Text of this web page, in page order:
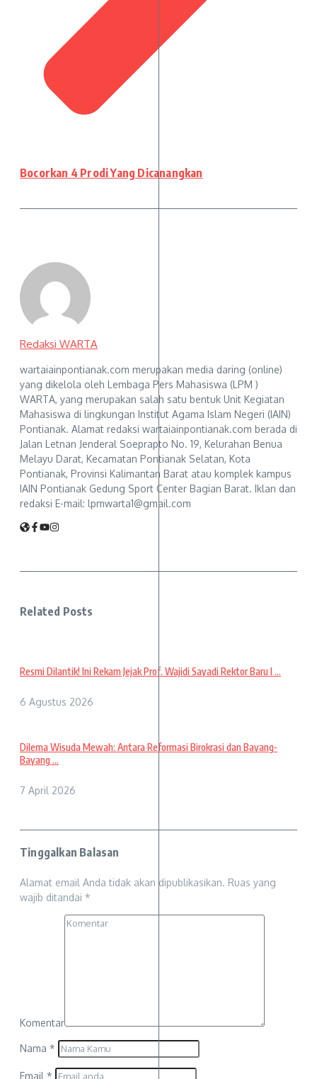
Bocorkan 4 Prodi Yang Dicanangkan
Redaksi WARTA
wartaiainpontianak.com merupakan media daring (online)
yang dikelola oleh Lembaga Pers Mahasiswa (LPM )
WARTA, yang merupakan salah satu bentuk Unit Kegiatan
Mahasiswa di lingkungan Institut Agama Islam Negeri (IAIN)
Pontianak. Alamat redaksi wartaiainpontianak.com berada di
Jalan Letnan Jenderal Soeprapto No. 19, Kelurahan Benua
Melayu Darat, Kecamatan Pontianak Selatan, Kota
Pontianak, Provinsi Kalimantan Barat atau komplek kampus
IAIN Pontianak Gedung Sport Center Bagian Barat. Iklan dan
redaksi E-mail: lpmwarta1@gmail.com
Related Posts
Resmi Dilantik! Ini Rekam Jejak Prof. Wajidi Sayadi Rektor Baru I ...
6 Agustus 2026
Dilema Wisuda Mewah: Antara Reformasi Birokrasi dan Bayang-
Bayang ...
7 April 2026
Tinggalkan Balasan
Alamat email Anda tidak akan dipublikasikan. Ruas yang
wajib ditandai *
Komentar
Nama *
Email *